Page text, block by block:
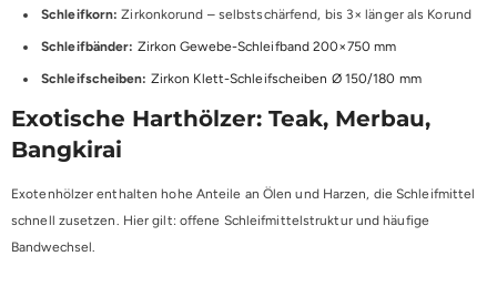
Schleifkorn: Zirkonkorund – selbstschärfend, bis 3× länger als Korund
Schleifbänder: Zirkon Gewebe-Schleifband 200×750 mm
Schleifscheiben: Zirkon Klett-Schleifscheiben Ø 150/180 mm
Exotische Harthölzer: Teak, Merbau,
Bangkirai
Exotenhölzer enthalten hohe Anteile an Ölen und Harzen, die Schleifmittel
schnell zusetzen. Hier gilt: offene Schleifmittelstruktur und häufige
Bandwechsel.